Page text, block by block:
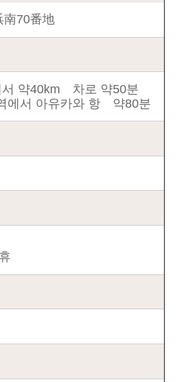
南70番地
서 약40km 차로 약50분
에서 아유카와 항 약80분